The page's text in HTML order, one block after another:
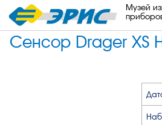
Музей
Сенсор Drager XS